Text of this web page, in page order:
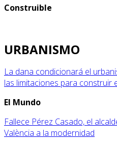
Construible
URBANISMO
La dana condicionará el
las limitaciones para construir
El Mundo
Fallece Pérez Casado, el
València a la modernidad